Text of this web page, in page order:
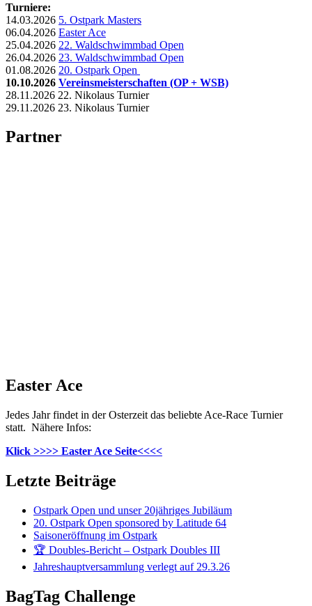
Turniere:
14.03.2026 5. Ostpark Masters
06.04.2026 Easter Ace
25.04.2026 22. Waldschwimmbad Open
26.04.2026 23. Waldschwimmbad Open
01.08.2026 20. Ostpark Open
10.10.2026 Vereinsmeisterschaften (OP + WSB)
28.11.2026 22. Nikolaus Turnier
29.11.2026 23. Nikolaus Turnier
Partner
Easter Ace
Jedes Jahr findet in der Osterzeit das beliebte Ace-Race Turnier
statt. Nähere Infos:
Klick >>>> Easter Ace Seite<<<<
Letzte Beiträge
Ostpark Open und unser 20jähriges Jubiläum
20. Ostpark Open sponsored by Latitude 64
Saisoneröffnung im Ostpark
🏆 Doubles-Bericht – Ostpark Doubles III
Jahreshauptversammlung verlegt auf 29.3.26
BagTag Challenge